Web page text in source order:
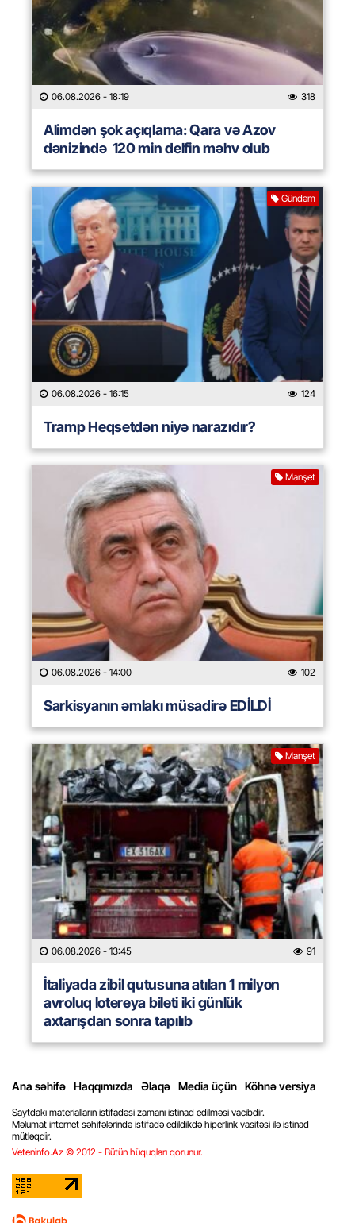
06.08.2026 - 18:19 318
Alimdən şok açıqlama: Qara və Azov
dənizində 120 min delfin məhv olub
Gündəm
06.08.2026 - 16:15 124
Tramp Heqsetdən niyə narazıdır?
Manşet
06.08.2026 - 14:00 102
Sarkisyanın əmlakı müsadirə EDİLDİ
Manşet
06.08.2026 - 13:45 91
İtaliyada zibil qutusuna atılan 1 milyon
avroluq lotereya bileti iki günlük
axtarışdan sonra tapılıb
Ana səhifə Haqqımızda Əlaqə Media üçün Köhnə versiya
Saytdakı materialların istifadəsi zamanı istinad edilməsi vacibdir.
Məlumat internet səhifələrində istifadə edildikdə hiperlink vasitəsi ilə istinad
mütləqdir.
Veteninfo.Az © 2012 - Bütün hüquqları qorunur.